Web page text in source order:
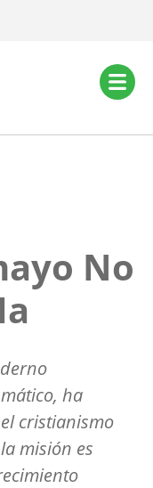
No
ha
cristianismo
misión es